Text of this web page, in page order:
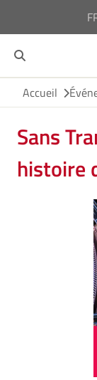
Accueil
Sans
histoire